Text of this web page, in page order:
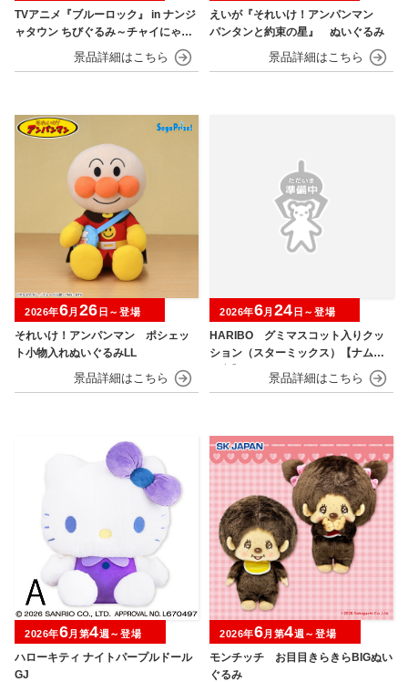
TVアニメ『ブルーロック』 in ナンジ
ャタウン ちびぐるみ～チャイにゃFe
えいが『それいけ！アンパンマン
パンタンと約束の星』 ぬいぐるみ
それいけ！アンパンマン ポシェッ
ト小物入れぬいぐるみLL
2026年6月 26 日～登場
HARIBO グミマスコット入りクッ
ション（スターミックス）【ナムコ
2026年6月 24 日～登場
ハローキティ ナイトパープルドール
GJ
2026年6月第4週～登場
モンチッチ お目目きらきらBIGぬい
ぐるみ
2026年6月第4週～登場